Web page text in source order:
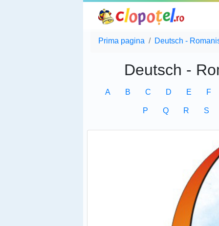
Prima pagina Deutsch -
Deutsch -
A B C D E F
P Q R S